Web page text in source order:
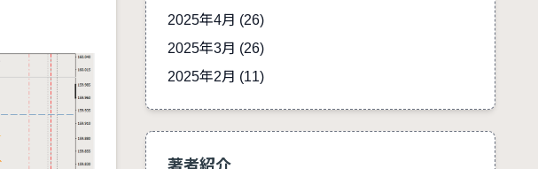
2025年4月 (26)
2025年3月 (26)
2025年2月 (11)
著者紹介